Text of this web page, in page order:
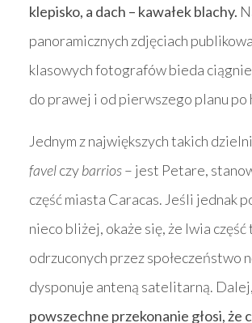
klepisko, a dach – kawałek blachy.
panoramicznych zdjęciach
klasowych fotografów bieda
do prawej i od pierwszego planu po
Jednym z największych takich
favelczybarrios– jest Petare,
część miasta Caracas. Jeśli jednak
nieco bliżej, okaże się, że lwia część
odrzuconych przez społeczeństwo
dysponuje anteną satelitarną. Dalej,
powszechne przekonanie głosi, że